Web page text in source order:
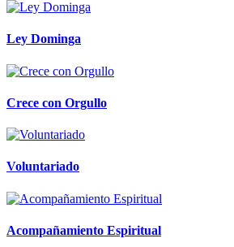
Ley Dominga
Crece con Orgullo
Voluntariado
Acompañamiento Espiritual